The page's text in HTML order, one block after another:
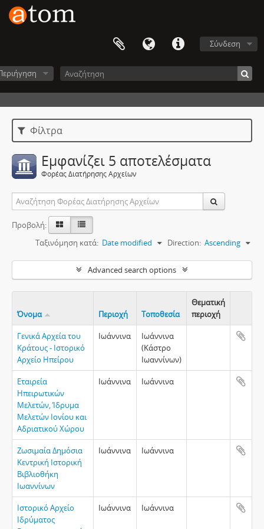
Σύνδεση
Φίλτρα
Εμφανίζει 5 αποτελέσματα
Φορέας Διατήρησης Αρχείων
Προβολή:
Ταξινόμηση κατά: Date modified Direction: Ascending
Advanced search options
Όνομα Περιοχή Τοποθεσία
Θεματική
περιοχή
Γενικά Αρχεία του
Κράτους - Ιστορικό
Αρχείο Ηπείρου
Ιωάννινα
Ιωάννινα
(Κάστρο
Ιωαννίνων)
Εταιρεία
Ηπειρωτικών
Μελετών, Ίδρυμα
Μελετών Ιονίου και
Αδριατικού Χώρου
Ιωάννινα Ιωάννινα
Ζωσιμαία Δημόσια
Κεντρική Ιστορική
Βιβλιοθήκη
Ιωαννίνων
Ιωάννινα Ιωάννινα
Ιστορικό Αρχείο
Ιδρύματος
Ιωάννινα Ιωάννινα